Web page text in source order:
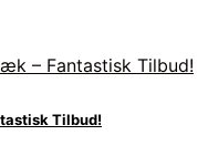
Tilbud!